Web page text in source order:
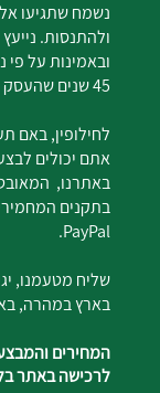
נשמח שתגיעו
ולהתנסות.
ובאמינות על פי
45 שנים שהעסק קיים.
לחילופין, באם
אתם יכולים
באתרנו,
בתקנים
PayPal.
שליח מטעמנו,
בארץ במהרה,
המחירים
לרכישה באתר